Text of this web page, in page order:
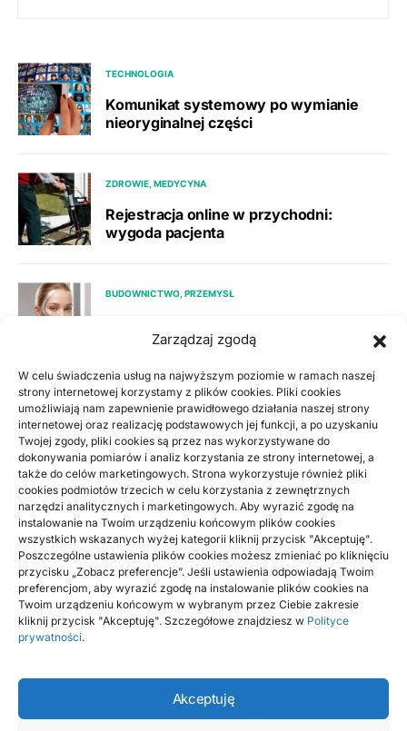
Zarządzaj zgodą
W celu świadczenia usług na najwyższym poziomie w ramach naszej
strony internetowej korzystamy z plików cookies. Pliki cookies
umożliwiają nam zapewnienie prawidłowego działania naszej strony
internetowej oraz realizację podstawowych jej funkcji, a po uzyskaniu
Twojej zgody, pliki cookies są przez nas wykorzystywane do
dokonywania pomiarów i analiz korzystania ze strony internetowej, a
także do celów marketingowych. Strona wykorzystuje również pliki
cookies podmiotów trzecich w celu korzystania z zewnętrznych
narzędzi analitycznych i marketingowych. Aby wyrazić zgodę na
instalowanie na Twoim urządzeniu końcowym plików cookies
wszystkich wskazanych wyżej kategorii kliknij przycisk "Akceptuję".
Poszczególne ustawienia plików cookies możesz zmieniać po kliknięciu
przycisku „Zobacz preferencje”. Jeśli ustawienia odpowiadają Twoim
preferencjom, aby wyrazić zgodę na instalowanie plików cookies na
Twoim urządzeniu końcowym w wybranym przez Ciebie zakresie
kliknij przycisk "Akceptuję". Szczegółowe znajdziesz w Polityce
prywatności.
Akceptuję
TECHNOLOGIA
Komunikat systemowy po wymianie
nieoryginalnej części
ZDROWIE, MEDYCYNA
Rejestracja online w przychodni:
wygoda pacjenta
BUDOWNICTWO, PRZEMYSŁ
ogrzewaniu (%)
BUDOWNICTWO, PRZEMYSŁ
Podłoga do mieszkania na wynajem
łatwa w utrzymaniu: jak połączyć koszt z
trwałością
DOM, OGRÓD
Jasna czy ciemna podłoga przy
dzieciach i zwierzętach